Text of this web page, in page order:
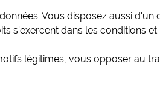
Vous disposez aussi d'un
s'exercent dans les conditions
légitimes, vous opposer au